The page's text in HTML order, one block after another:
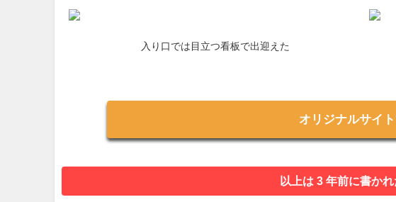
入り口では目立つ看板で出迎えた
オリジナルサイ
以上は 3 年前に書か